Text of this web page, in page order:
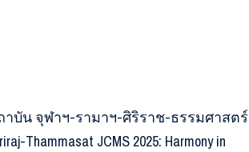
บัน จุฬาฯ-รามาฯ-ศิริราช-ธรรมศาสตร์
Thammasat JCMS 2025: Harmony in